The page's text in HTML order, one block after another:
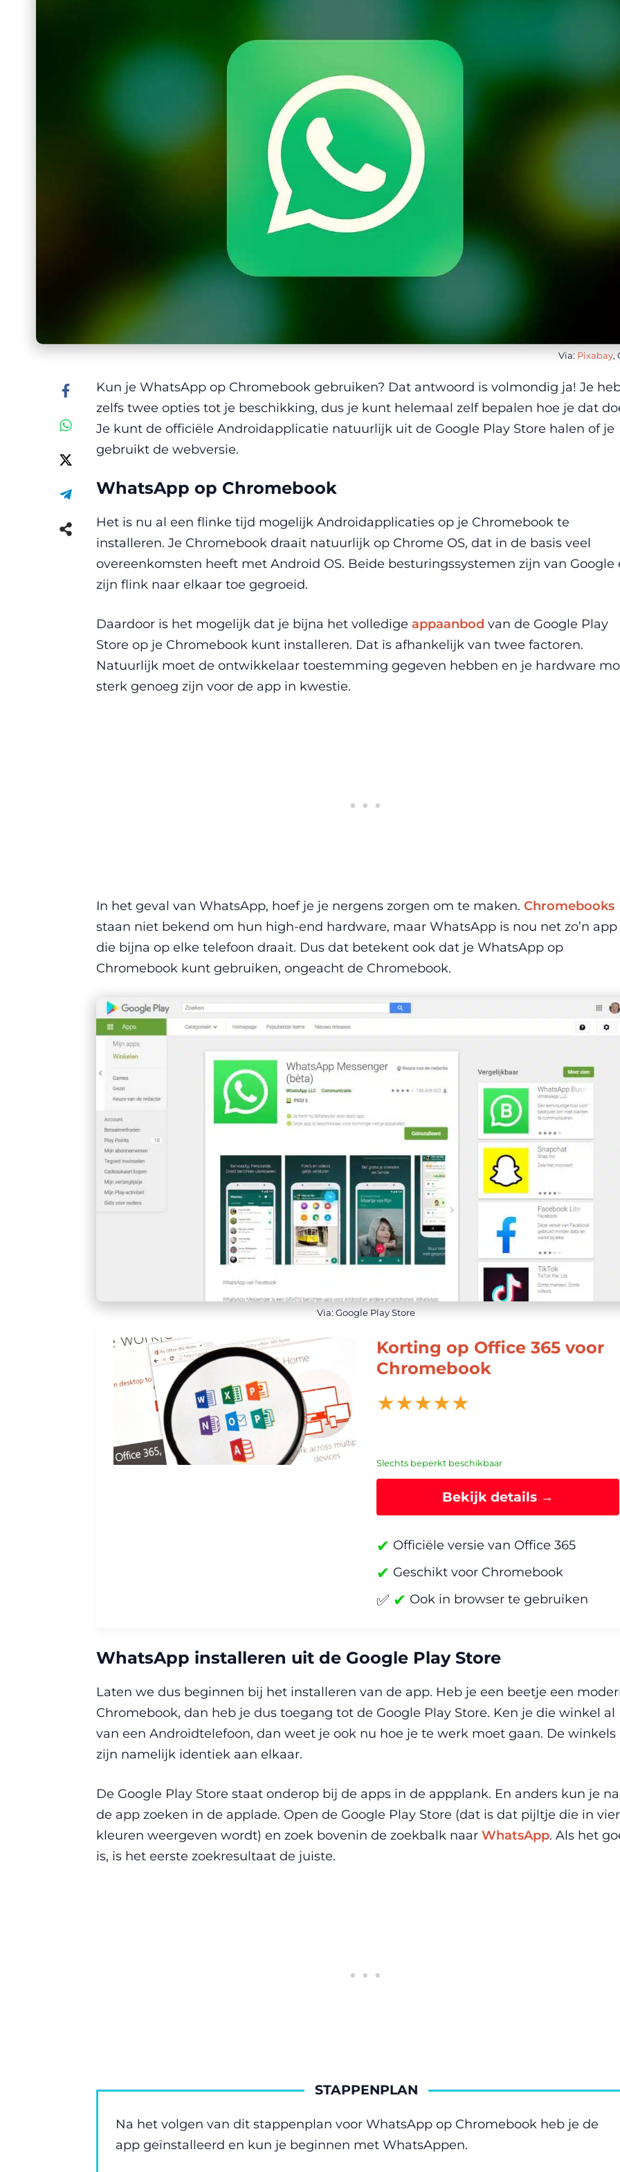
Via: Pixabay,
Kun je WhatsApp op Chromebook gebruiken? Dat antwoord is volmondig ja! Je
zelfs twee opties tot je beschikking, dus je kunt helemaal zelf bepalen hoe je dat
Je kunt de officiële Androidapplicatie natuurlijk uit de Google Play Store halen of je
gebruikt de webversie.
WhatsApp op Chromebook
Het is nu al een flinke tijd mogelijk Androidapplicaties op je Chromebook te
installeren. Je Chromebook draait natuurlijk op Chrome OS, dat in de basis veel
overeenkomsten heeft met Android OS. Beide besturingssystemen zijn van Google
zijn flink naar elkaar toe gegroeid.
Daardoor is het mogelijk dat je bijna het volledige appaanbod van de Google Play
Store op je Chromebook kunt installeren. Dat is afhankelijk van twee factoren.
Natuurlijk moet de ontwikkelaar toestemming gegeven hebben en je hardware
sterk genoeg zijn voor de app in kwestie.
In het geval van WhatsApp, hoef je je nergens zorgen om te maken. Chromebooks
staan niet bekend om hun high-end hardware, maar WhatsApp is nou net zo’n app
die bijna op elke telefoon draait. Dus dat betekent ook dat je WhatsApp op
Chromebook kunt gebruiken, ongeacht de Chromebook.
Via: Google Play Store
Korting op Office 365 voor
Chromebook
★★★★★
Slechts beperkt beschikbaar
Bekijk details →
✔ Officiële versie van Office 365
✔ Geschikt voor Chromebook
✅ ✔ Ook in browser te gebruiken
WhatsApp installeren uit de Google Play Store
Laten we dus beginnen bij het installeren van de app. Heb je een beetje een
Chromebook, dan heb je dus toegang tot de Google Play Store. Ken je die winkel al
van een Androidtelefoon, dan weet je ook nu hoe je te werk moet gaan. De winkels
zijn namelijk identiek aan elkaar.
De Google Play Store staat onderop bij de apps in de appplank. En anders kun je
de app zoeken in de applade. Open de Google Play Store (dat is dat pijltje die in vier
kleuren weergeven wordt) en zoek bovenin de zoekbalk naar WhatsApp. Als het
is, is het eerste zoekresultaat de juiste.
STAPPENPLAN
Na het volgen van dit stappenplan voor WhatsApp op Chromebook heb je de
app geïnstalleerd en kun je beginnen met WhatsAppen.